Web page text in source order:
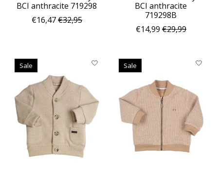
BCI anthracite 719298
€16,47€32,95
BCI anthracite
719298B
€14,99 €29,99
Sale Sale